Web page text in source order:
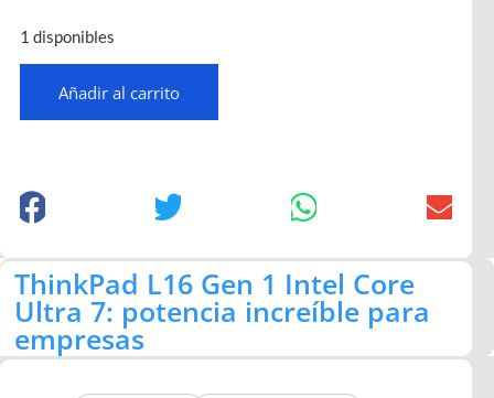
1 disponibles
Añadir al carrito
ThinkPad L16 Gen 1 Intel Core
Ultra 7: potencia increíble para
empresas